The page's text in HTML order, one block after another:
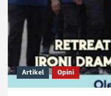
Artikel Opini